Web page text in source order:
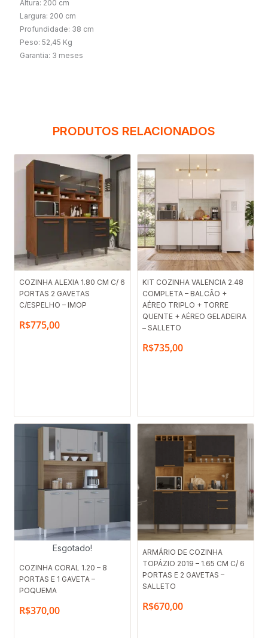
Altura: 200 cm
Largura: 200 cm
Profundidade: 38 cm
Peso: 52,45 Kg
Garantia: 3 meses
PRODUTOS RELACIONADOS
COZINHA ALEXIA 1.80 CM C/ 6
PORTAS 2 GAVETAS
C/ESPELHO – IMOP
R$775,00
KIT COZINHA VALENCIA 2.48
COMPLETA – BALCÃO +
AÉREO TRIPLO + TORRE
QUENTE + AÉREO GELADEIRA
– SALLETO
R$735,00
Esgotado!
COZINHA CORAL 1.20 – 8
PORTAS E 1 GAVETA –
POQUEMA
R$370,00
ARMÁRIO DE COZINHA
TOPÁZIO 2019 – 1.65 CM C/ 6
PORTAS E 2 GAVETAS –
SALLETO
R$670,00